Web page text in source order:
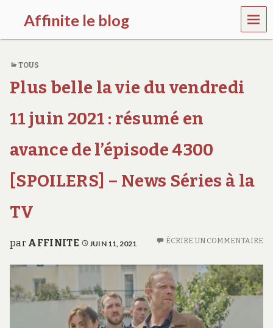
Affinite le blog
e
p
l
u
s
i
MEN
U
TOUS
Plus belle la vie du vendredi
11 juin 2021 : résumé en
avance de l’épisode 4300
[SPOILERS] – News Séries à la
TV
par AFFINITE JUIN 11, 2021 ÉCRIRE UN COMMENTAIRE